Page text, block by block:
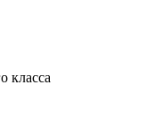
класса